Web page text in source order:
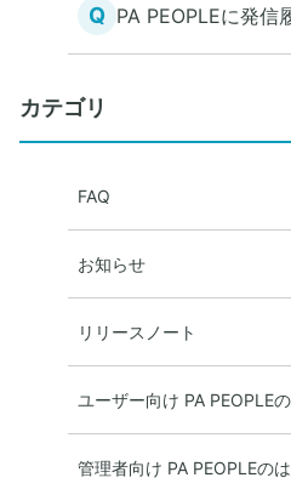
Q PA PEOPLEに発信
カテゴリ
FAQ
お知らせ
リリースノート
ユーザー向け PA PEOPLE
管理者向け PA PEOPLEの